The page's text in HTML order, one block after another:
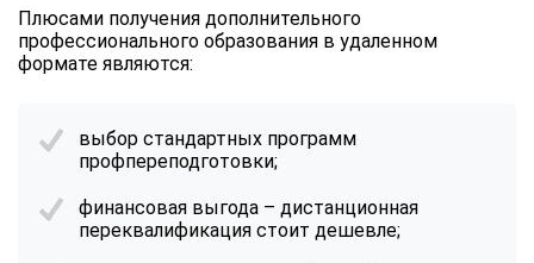
Плюсами получения дополнительного
профессионального образования в удаленном
формате являются:
выбор стандартных программ
профпереподготовки;
финансовая выгода – дистанционная
переквалификация стоит дешевле;